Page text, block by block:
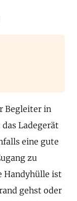
Begleiter in
Ladegerät
eine gute
zu
Handyhülle ist
gehst oder